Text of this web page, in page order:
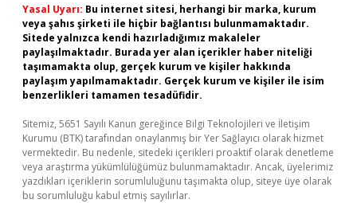
Yasal Uyarı: Bu internet sitesi, herhangi bir marka, kurum
veya şahıs şirketi ile hiçbir bağlantısı bulunmamaktadır.
Sitede yalnızca kendi hazırladığımız makaleler
paylaşılmaktadır. Burada yer alan içerikler haber niteliği
taşımamakta olup, gerçek kurum ve kişiler hakkında
paylaşım yapılmamaktadır. Gerçek kurum ve kişiler ile isim
benzerlikleri tamamen tesadüfidir.
Sitemiz, 5651 Sayılı Kanun gereğince Bilgi Teknolojileri ve İletişim
Kurumu (BTK) tarafından onaylanmış bir Yer Sağlayıcı olarak hizmet
vermektedir. Bu nedenle, sitedeki içerikleri proaktif olarak denetleme
veya araştırma yükümlülüğümüz bulunmamaktadır. Ancak, üyelerimiz
yazdıkları içeriklerin sorumluluğunu taşımakta olup, siteye üye olarak
bu sorumluluğu kabul etmiş sayılırlar.